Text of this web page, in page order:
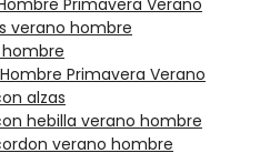
Primavera Verano
verano hombre
hombre
Primavera Verano
alzas
hebilla verano hombre
verano hombre